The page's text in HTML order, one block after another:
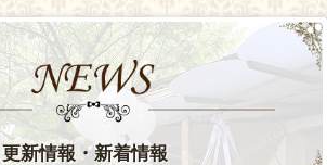
更新情報・新着情報